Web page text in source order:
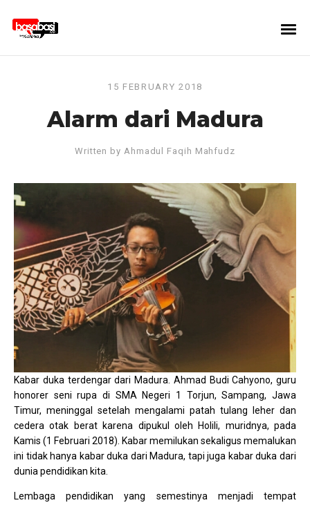
15 FEBRUARY 2018
Alarm dari Madura
Written by Ahmadul Faqih Mahfudz
Kabar duka terdengar dari Madura. Ahmad Budi Cahyono, guru
honorer seni rupa di SMA Negeri 1 Torjun, Sampang, Jawa
Timur, meninggal setelah mengalami patah tulang leher dan
cedera otak berat karena dipukul oleh Holili, muridnya, pada
Kamis (1 Februari 2018). Kabar memilukan sekaligus memalukan
ini tidak hanya kabar duka dari Madura, tapi juga kabar duka dari
dunia pendidikan kita.
Lembaga pendidikan yang semestinya menjadi tempat